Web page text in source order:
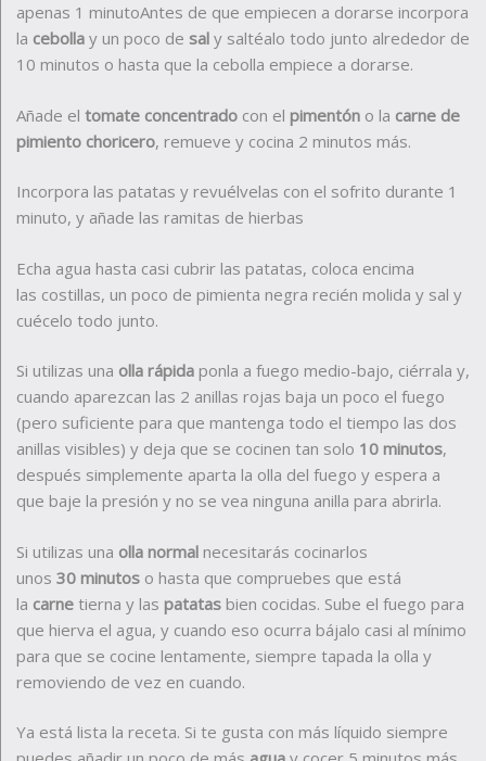
apenas 1 minutoAntes de que empiecen a dorarse incorpora
la cebolla y un poco de sal y saltéalo todo junto alrededor de
10 minutos o hasta que la cebolla empiece a dorarse.
Añade el tomate concentrado con el pimentón o la carne de
pimiento choricero, remueve y cocina 2 minutos más.
Incorpora las patatas y revuélvelas con el sofrito durante 1
minuto, y añade las ramitas de hierbas
Echa agua hasta casi cubrir las patatas, coloca encima
las costillas, un poco de pimienta negra recién molida y sal y
cuécelo todo junto.
Si utilizas una olla rápida ponla a fuego medio-bajo, ciérrala y,
cuando aparezcan las 2 anillas rojas baja un poco el fuego
(pero suficiente para que mantenga todo el tiempo las dos
anillas visibles) y deja que se cocinen tan solo 10 minutos,
después simplemente aparta la olla del fuego y espera a
que baje la presión y no se vea ninguna anilla para abrirla.
Si utilizas una olla normal necesitarás cocinarlos
unos 30 minutos o hasta que compruebes que está
la carne tierna y las patatas bien cocidas. Sube el fuego para
que hierva el agua, y cuando eso ocurra bájalo casi al mínimo
para que se cocine lentamente, siempre tapada la olla y
removiendo de vez en cuando.
Ya está lista la receta. Si te gusta con más líquido siempre